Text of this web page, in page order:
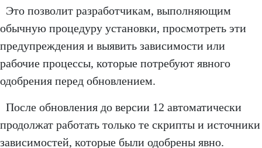
Это позволит разработчикам, выполняющим
обычную процедуру установки, просмотреть эти
предупреждения и выявить зависимости или
рабочие процессы, которые потребуют явного
одобрения перед обновлением.
После обновления до версии 12 автоматически
продолжат работать только те скрипты и источники
зависимостей, которые были одобрены явно.